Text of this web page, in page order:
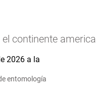
continente
entomología